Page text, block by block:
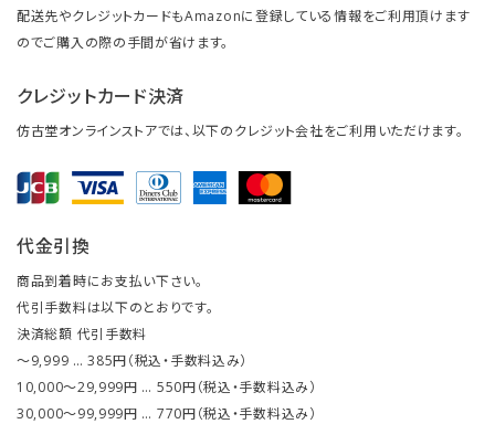
配送先やクレジットカードもAmazonに登録している情報をご利用頂けます
のでご購入の際の手間が省けます。
クレジットカード決済
仿古堂オンラインストアでは、以下のクレジット会社をご利用いただけます。
代金引換
商品到着時にお支払い下さい。
代引手数料は以下のとおりです。
決済総額 代引手数料
～9,999 … 385円（税込・手数料込み）
10,000～29,999円 … 550円（税込・手数料込み）
30,000～99,999円 … 770円（税込・手数料込み）